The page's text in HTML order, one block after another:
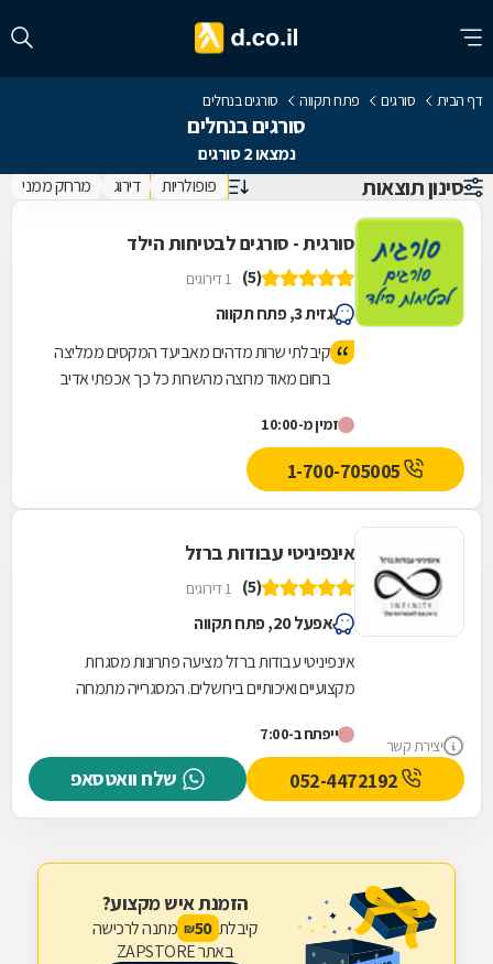
דף הבית סורגים פתח תקווה סורגים בנחלים
סורגים בנחלים
נמצאו 2 סורגים
סינון תוצאות פופולריות דירוג מרחק ממני
סורגית - סורגים לבטיחות הילד
(5) 1 דירוגים
גזית 3, פתח תקווה
קיבלתי שרות מדהים מאביעד המקסים ממליצה
בחום מאוד מרוצה מהשרות כל כך אכפתי אדיב
זמין מ-10:00
1-700-705005
יצירת קשר
אינפיניטי עבודות ברזל
(5) 1 דירוגים
אפעל 20, פתח תקווה
אינפיניטי עבודות ברזל מציעה פתרונות מסגרות
מקצועיים ואיכותיים בירושלים. המסגרייה מתמחה
ייפתח ב-7:00
שלח וואטסאפ
הזמנת איש מקצוע?
קיבלת 50
₪ מתנה לרכישה
באתר ZAPSTORE